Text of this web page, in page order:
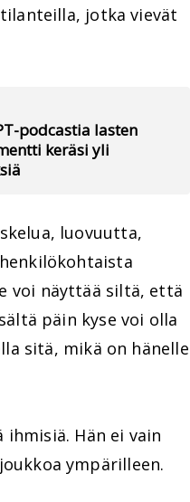
jotka vievät
podcastia lasten
keräsi yli
luovuutta,
voi näyttää siltä, että
päin kyse voi olla
sitä, mikä on hänelle
Hän ei vain
ympärilleen.